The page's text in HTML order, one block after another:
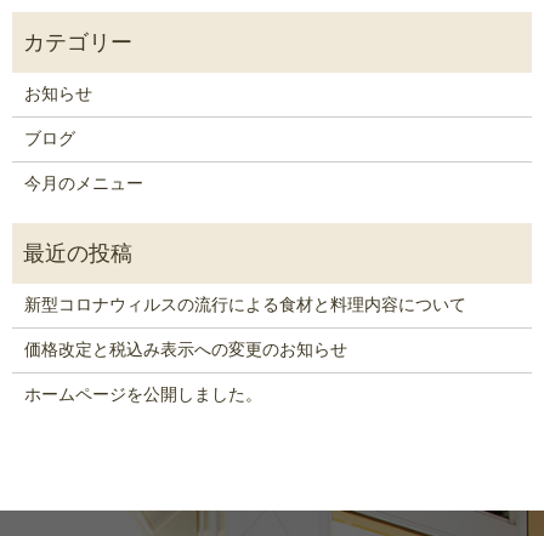
お知らせ
ブログ
今月のメニュー
新型コロナウィルスの流行による食材と料理内容について
価格改定と税込み表示への変更のお知らせ
ホームページを公開しました。